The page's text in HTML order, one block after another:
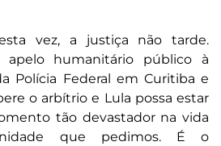
vez, a justiça não tarde.
apelo humanitário público à
Polícia Federal em Curitiba e
o arbítrio e Lula possa estar
tão devastador na vida
que pedimos. É o